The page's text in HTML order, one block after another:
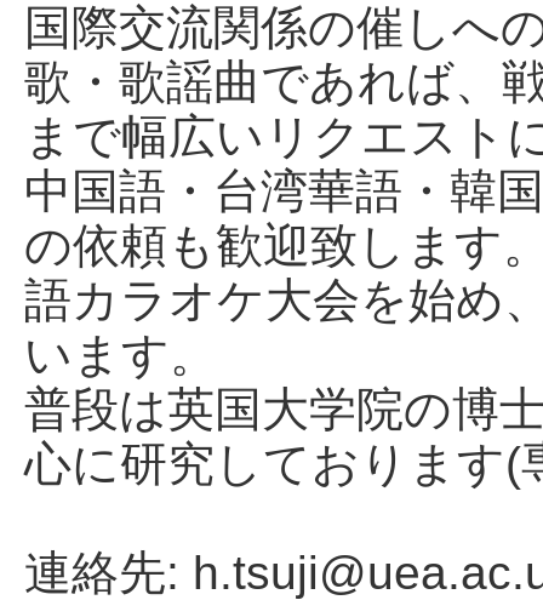
国際交流関係の催しへ
歌・歌謡曲であれば、
まで幅広いリクエスト
中国語・台湾華語・韓
の依頼も歓迎致します
語カラオケ大会を始め
います。
普段は英国大学院の博
心に研究しております(
連絡先: